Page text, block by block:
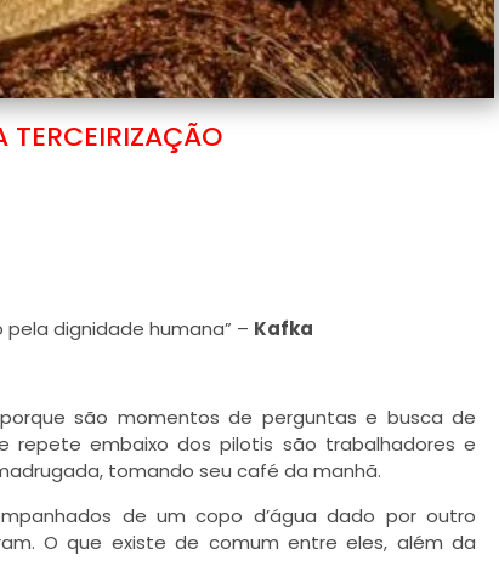
TERCEIRIZAÇÃO
dignidade humana” – Kafka
são momentos de perguntas e busca de
repete embaixo dos pilotis são trabalhadores e
tomando seu café da manhã.
de um copo d’água dado por outro
O que existe de comum entre eles, além da